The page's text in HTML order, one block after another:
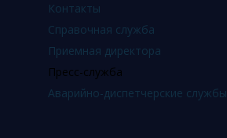
Контакты
Справочная служба
Приемная директора
Пресс-служба
Аварийно-диспетчерские службы